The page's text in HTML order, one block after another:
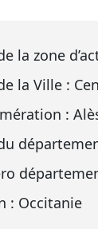
la zone
la Ville :
:
: Occitanie